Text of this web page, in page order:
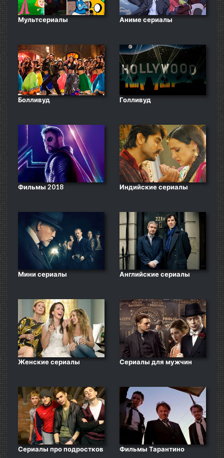
Мультсериалы Аниме сериалы
Болливуд Голливуд
Фильмы 2018 Индийские сериалы
Мини сериалы Английские сериалы
Женские сериалы Сериалы для мужчин
Сериалы про подростков Фильмы Тарантино